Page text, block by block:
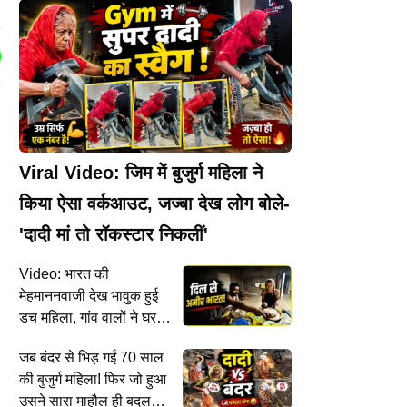
Viral Video: जिम में बुजुर्ग महिला ने
किया ऐसा वर्कआउट, जज्बा देख लोग बोले-
'दादी मां तो रॉकस्टार निकलीं'
Video: भारत की
मेहमाननवाजी देख भावुक हुई
डच महिला, गांव वालों ने घर
जब बंदर से भिड़ गईं 70 साल
की बुजुर्ग महिला! फिर जो हुआ
उसने सारा माहौल ही बदल